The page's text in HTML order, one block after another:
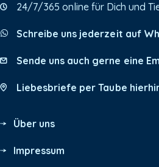
24/7/365 online für Dich und
Schreibe uns jederzeit auf
Sende uns auch gerne eine
Liebesbriefe per Taube
Über uns
Impressum